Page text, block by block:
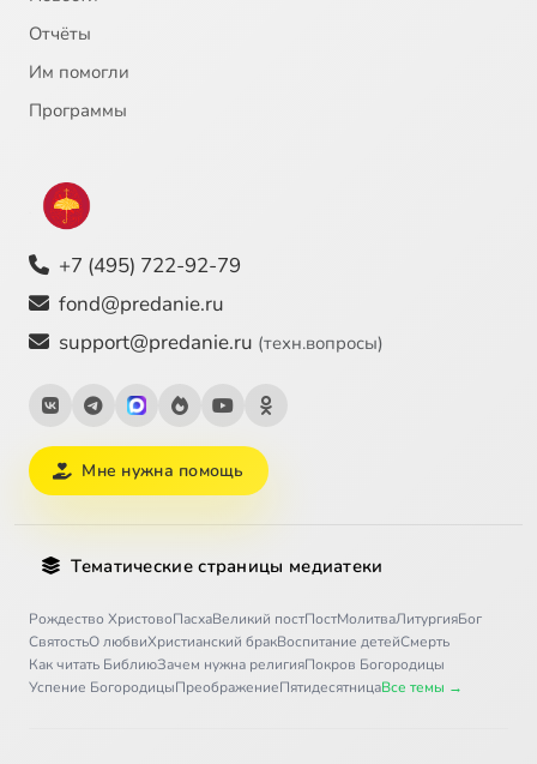
Отчёты
Им помогли
Программы
+7 (495) 722-92-79
fond@predanie.ru
support@predanie.ru (техн.вопросы)
Мне нужна помощь
Тематические страницы медиатеки
Рождество ХристовоПасхаВеликий постПостМолитваЛитургияБог
СвятостьО любвиХристианский бракВоспитание детейСмерть
Как читать БиблиюЗачем нужна религияПокров Богородицы
Успение БогородицыПреображениеПятидесятницаВсе темы →